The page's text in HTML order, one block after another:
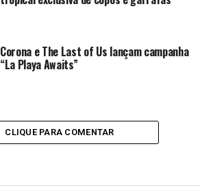
Corona e The Last of Us lançam campanha
“La Playa Awaits”
CLIQUE PARA COMENTAR